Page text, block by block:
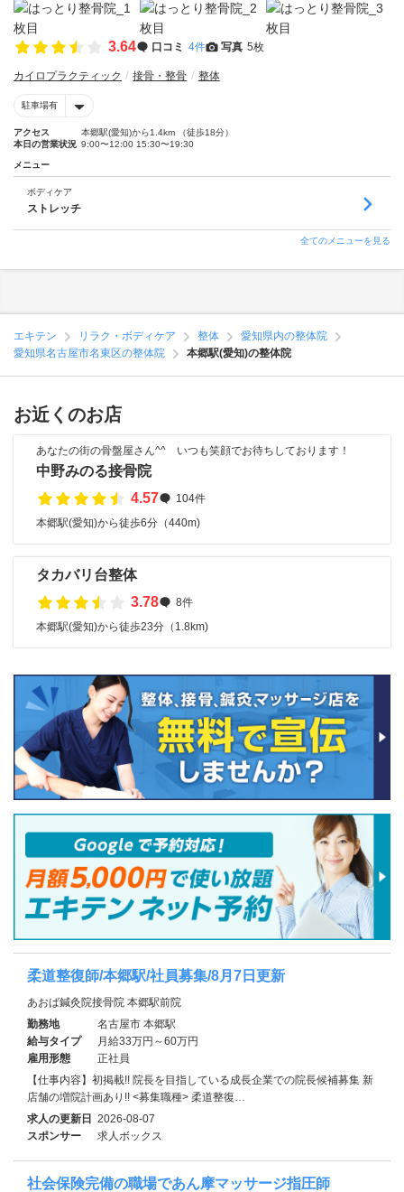
3.64 口コミ 4件 写真 5枚
カイロプラクティック 接骨・整骨 整体
駐車場有
アクセス
本郷駅(愛知)から1.4km （徒歩18分）
本日の営業状況 9:00〜12:00 15:30〜19:30
メニュー
ボディケア
ストレッチ
全てのメニューを見る
エキテン リラク・ボディケア 整体
愛知県内の整体院
愛知県名古屋市名東区の整体院
本郷駅(愛知)の整体院
お近くのお店
あなたの街の骨盤屋さん^^ いつも笑顔でお待ちしております！
中野みのる接骨院
4.57
104件
本郷駅(愛知)から徒歩6分（440m)
タカバリ台整体
3.78
8件
本郷駅(愛知)から徒歩23分（1.8km)
柔道整復師/本郷駅/社員募集/8月7日更新
あおば鍼灸院接骨院 本郷駅前院
勤務地
名古屋市 本郷駅
給与タイプ
月給33万円～60万円
雇用形態
正社員
【仕事内容】初掲載!! 院長を目指している成長企業での院長候補募集 新
店舗の増院計画あり!! <募集職種> 柔道整復…
求人の更新日 2026-08-07
スポンサー
求人ボックス
社会保険完備の職場であん摩マッサージ指圧師